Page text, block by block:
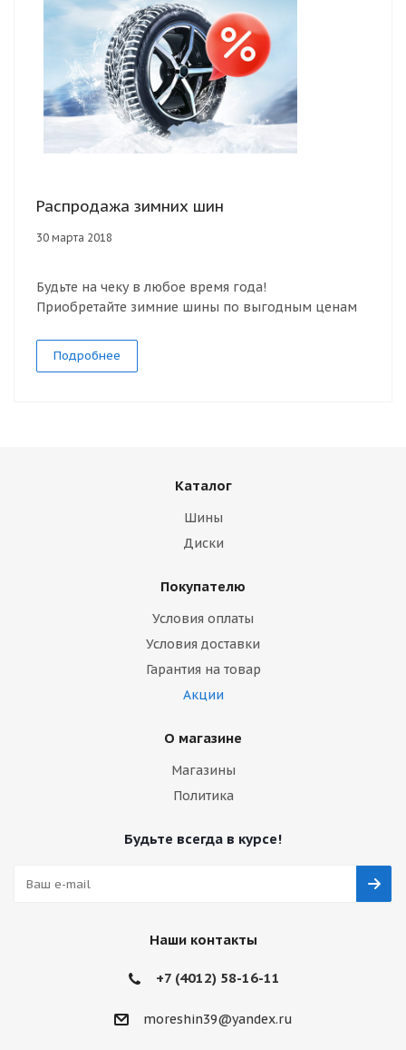
Распродажа зимних шин
30 марта 2018
Будьте на чеку в любое время года!
Приобретайте зимние шины по выгодным ценам
Подробнее
Каталог
Шины
Диски
Покупателю
Условия оплаты
Условия доставки
Гарантия на товар
Акции
О магазине
Магазины
Политика
Будьте всегда в курсе!
Наши контакты
+7 (4012) 58-16-11
moreshin39@yandex.ru